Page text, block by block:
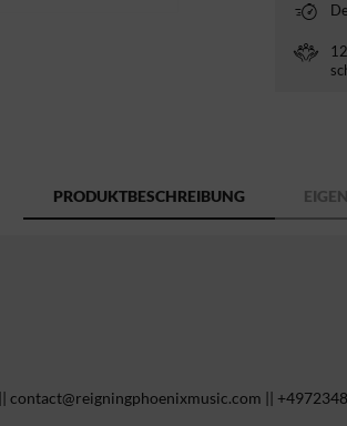
PRODUKTBESCHREIBUNG
contact@reigningphoenixmusic.com ||